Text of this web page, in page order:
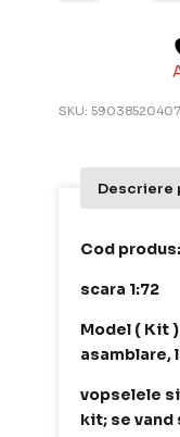
"Heer"
D79
SKU:
Descriere
Cod
scara 1:72
Model ( Kit
asamblare,
vopselele
kit; se vand